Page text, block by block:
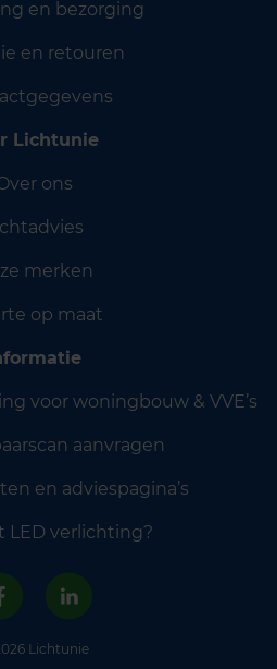
en bezorging
en retouren
Lichtunie
ons
merken
op maat
voor woningbouw & VVE’s
aanvragen
en adviespagina’s
LED verlichting?
Lichtunie